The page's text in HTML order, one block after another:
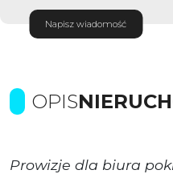
Napisz wiadomość
OPIS
Prowizje dla biura